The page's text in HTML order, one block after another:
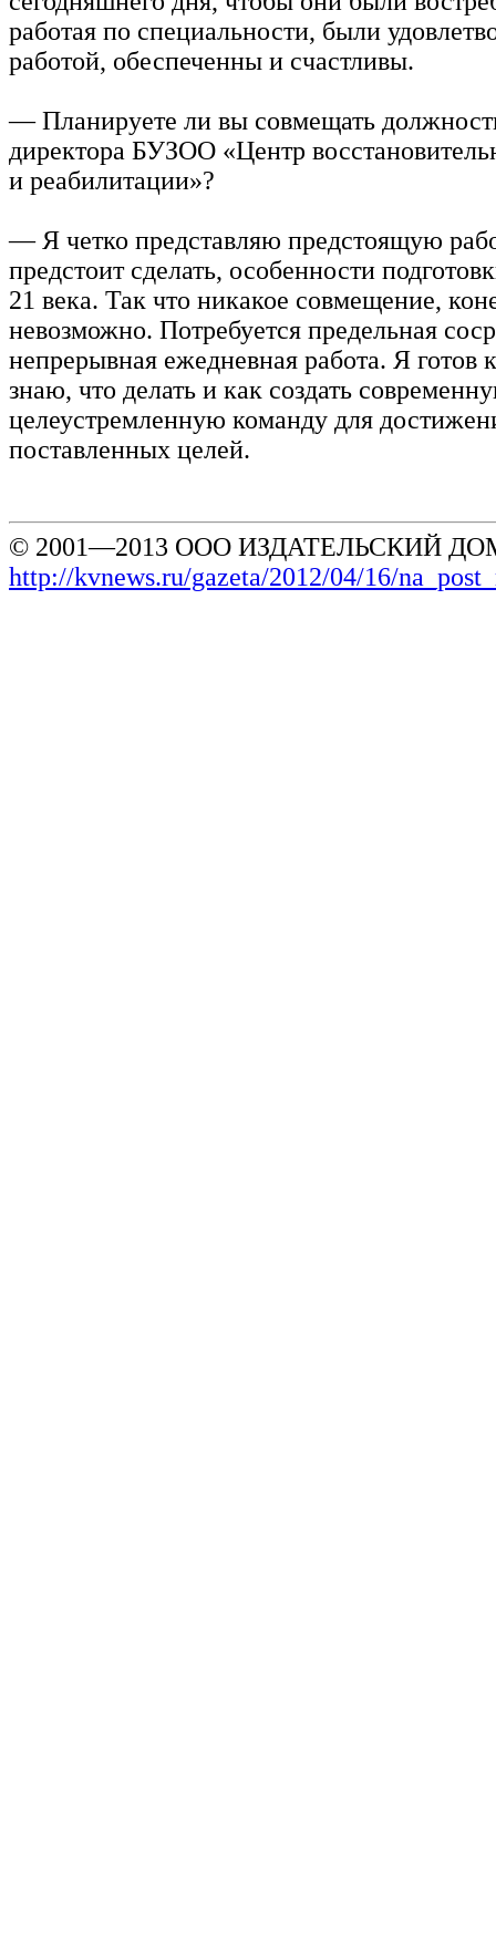
работая по специальности, были
работой, обеспеченны и счастливы.
— Планируете ли вы совмещать
директора БУЗОО «Центр
и реабилитации»?
— Я четко представляю предстоящую
предстоит сделать, особенности
21 века. Так что никакое совмещение,
невозможно. Потребуется предельная
непрерывная ежедневная работа. Я готов
знаю, что делать и как создать
целеустремленную команду для
поставленных целей.
© 2001—2013 ООО ИЗДАТЕЛЬСКИЙ
http://kvnews.ru/gazeta/2012/04/16/